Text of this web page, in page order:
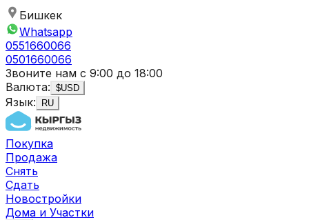
Бишкек
Whatsapp
0551660066
0501660066
Звоните нам с 9:00 до 18:00
Валюта: $USD
Язык: RU
Покупка
Продажа
Снять
Сдать
Новостройки
Дома и Участки